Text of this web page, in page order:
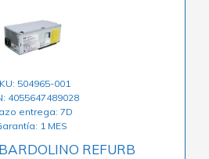
504965-001
4055647489028
entrega: 7D
1 MES
REFURB